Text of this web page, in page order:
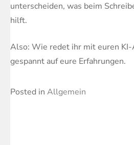
unterscheiden, was beim
hilft.
Also: Wie redet ihr mit euren KI-
gespannt auf eure Erfahrungen.
Posted in Allgemein